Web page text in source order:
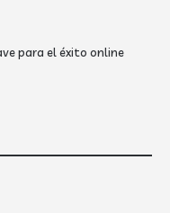
para el éxito online